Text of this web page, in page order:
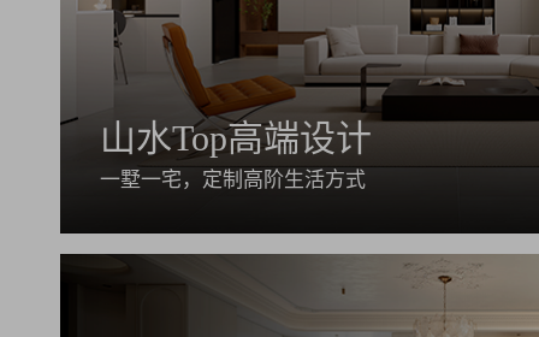
山水Top高端设计
一墅一宅，定制高阶生活方式